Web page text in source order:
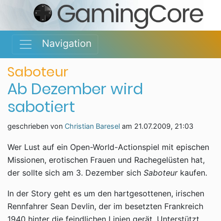
Navigation
Saboteur
Ab Dezember wird
sabotiert
geschrieben von Christian Baresel am 21.07.2009, 21:03
Wer Lust auf ein Open-World-Actionspiel mit epischen
Missionen, erotischen Frauen und Rachegelüsten hat,
der sollte sich am 3. Dezember sich Saboteurkaufen.
In der Story geht es um den hartgesottenen, irischen
Rennfahrer Sean Devlin, der im besetzten Frankreich